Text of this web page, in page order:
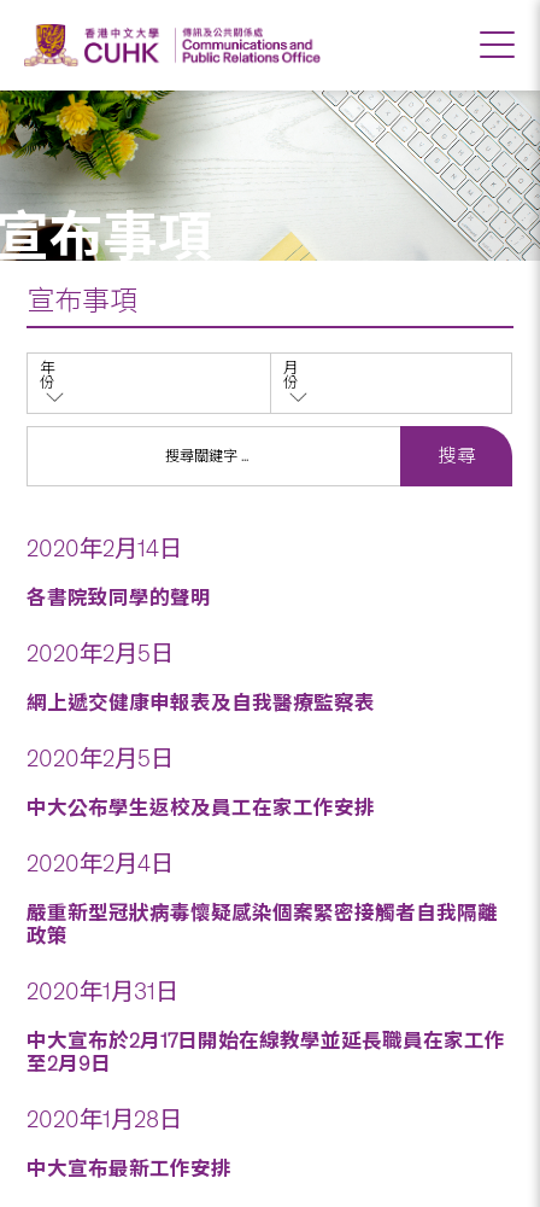
布事項
宣布事項
年
份
月
份
2020年2月14日
各書院致同學的聲明
2020年2月5日
網上遞交健康申報表及自我醫療監察表
2020年2月5日
中大公布學生返校及員工在家工作安排
2020年2月4日
嚴重新型冠狀病毒懷疑感染個案緊密接觸者自我隔離
政策
2020年1月31日
中大宣布於2月17日開始在線教學並延長職員在家工作
至2月9日
2020年1月28日
中大宣布最新工作安排